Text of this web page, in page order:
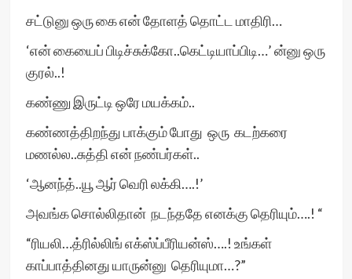
சட்டுனு ஒரு கை என் தோளத் தொட்ட மாதிரி…
‘என் கையைப் பிடிச்சுக்கோ..கெட்டியாப்பிடி…’ ன்னு ஒரு
குரல்..!
கண்ணு இருட்டி ஒரே மயக்கம்..
கண்ணத்திறந்து பாக்கும் போது ஒரு கடற்கரை
மணல்ல..சுத்தி என் நண்பர்கள்..
‘ஆனந்த்..யூ ஆர் வெரி லக்கி….!’
அவங்க சொல்லிதான் நடந்ததே எனக்கு தெரியும்….! “
“ரியலி…த்ரில்லிங் எக்ஸ்ப்பீரியன்ஸ்….! உங்கள்
காப்பாத்தினது யாருன்னு தெரியுமா…?”